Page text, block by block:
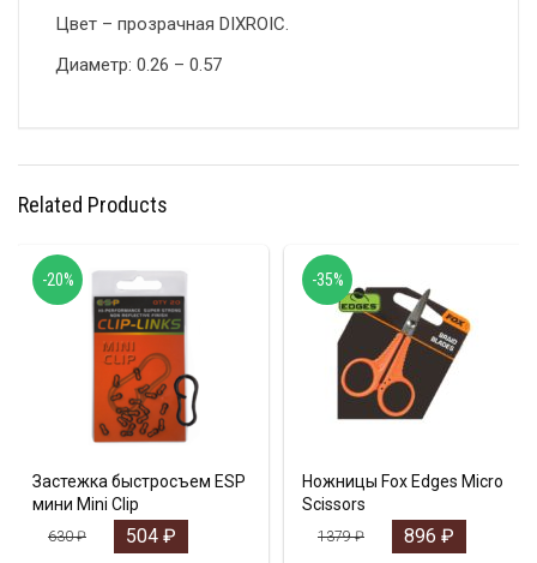
Цвет – прозрачная DIXROIC.
Диаметр: 0.26 – 0.57
Related Products
Застежка быстросъем ESP
мини Mini Clip
630₽ 504 ₽
-20%
Ножницы Fox Edges Micro
Scissors
1379₽ 896 ₽
-35%